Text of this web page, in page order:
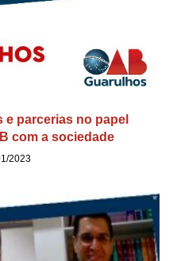
parcerias no papel
com a sociedade
2023